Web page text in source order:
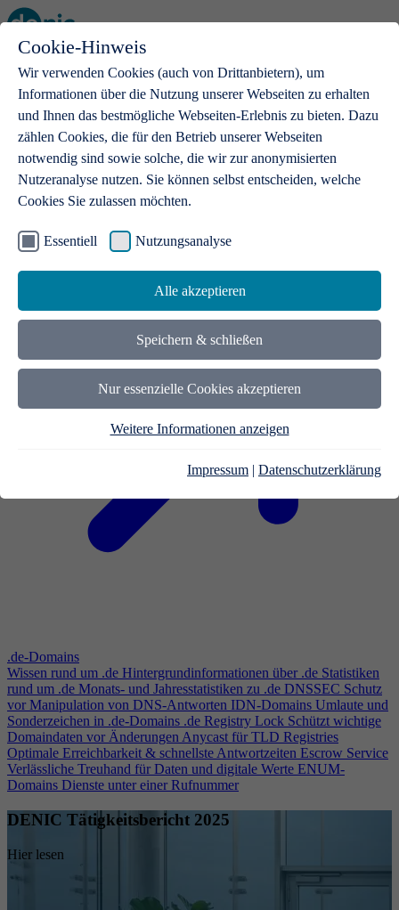
Cookie-Hinweis
Wir verwenden Cookies (auch von Drittanbietern), um
Informationen über die Nutzung unserer Webseiten zu erhalten
und Ihnen das bestmögliche Webseiten-Erlebnis zu bieten. Dazu
zählen Cookies, die für den Betrieb unserer Webseiten
notwendig sind sowie solche, die wir zur anonymisierten
Nutzeranalyse nutzen. Sie können selbst entscheiden, welche
Cookies Sie zulassen möchten.
Essentiell Nutzungsanalyse
Alle akzeptieren
Speichern & schließen
Nur essenzielle Cookies akzeptieren
Weitere Informationen anzeigen
Impressum | Datenschutzerklärung
Open main menu
.de-Domains
Mit einer .de-Domain erhalten Ideen eine Bühne
.de-Domains
Wissen rund um .de Hintergrundinformationen über .de Statistiken
rund um .de Monats- und Jahresstatistiken zu .de DNSSEC Schutz
vor Manipulation von DNS-Antworten IDN-Domains Umlaute und
Sonderzeichen in .de-Domains .de Registry Lock Schützt wichtige
Domaindaten vor ÄnderungenAnycast für TLD Registries
Optimale Erreichbarkeit & schnellste Antwortzeiten Escrow Service
Verlässliche Treuhand für Daten und digitale Werte ENUM-
Domains Dienste unter einer Rufnummer
DENIC Tätigkeitsbericht 2025
Hier lesen